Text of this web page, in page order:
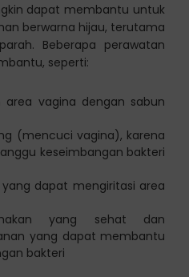
dapat membantu untuk
berwarna hijau, terutama
Beberapa perawatan
seperti:
area vagina dengan sabun
(mencuci vagina), karena
keseimbangan bakteri
dapat mengiritasi area
yang sehat dan
yang dapat membantu
bakteri